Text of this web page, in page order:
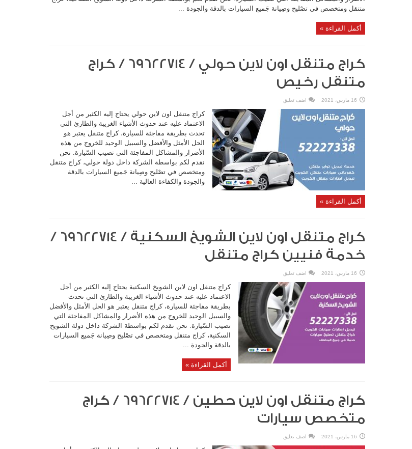
متنقل ومتخصص في تصْليح وصِيانة جَميع السيارات بالدقة والجودة ...
أكمل القراءة »
كراج متنقل اون لاين حولي / 69622714‬ / كراج
متنقل رخيص
16 مارس، 2021 اضف تعليق
كراج متنقل اون لاين حولي يحتاج إليه الكثير من أجل
الاعتماد عليه عند حدوث الأشياء الغريبة والطارئ التي
تحدث بطريقة مفاجئة للسيارة، كراج متنقل يعتبر هو
الحل الأمثل والأفضل والسبيل الوحيد للخروج من هذه
الأضرار والمشاكل المفاجئة التي تصيب السّيارة. نحن
نقدم لكم بواسطة الشركة داخل دولة حولي، كراج متنقل
ومتخصص في تصْليح وصِيانة جَميع السيارات بالدقة
والجودة والكفاءة العالية ...
أكمل القراءة »
كراج متنقل اون لاين الشويخ السكنية / 69622714‬ /
خدمة فنيين كراج متنقل
16 مارس، 2021 اضف تعليق
كراج متنقل اون لاين الشويخ السكنية يحتاج إليه الكثير من أجل
الاعتماد عليه عند حدوث الأشياء الغريبة والطارئ التي تحدث
بطريقة مفاجئة للسيارة، كراج متنقل يعتبر هو الحل الأمثل والأفضل
والسبيل الوحيد للخروج من هذه الأضرار والمشاكل المفاجئة التي
تصيب السّيارة. نحن نقدم لكم بواسطة الشركة داخل دولة الشويخ
السكنية، كراج متنقل ومتخصص في تصْليح وصِيانة جَميع السيارات
بالدقة والجودة ...
أكمل القراءة »
كراج متنقل اون لاين حطين / 69622714‬ / كراج
متخصص سيارات
16 مارس، 2021 اضف تعليق